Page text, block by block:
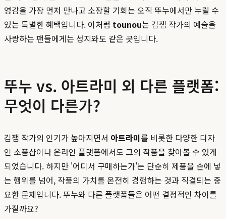
영감을 가장 먼저 만나고 소장할 기회는 오직 뚜누에서만 누릴 수
있는 특별한 혜택입니다. 이처럼 tounou는 김잼 작가의 예술을
사랑하는 팬들에게는 성지와도 같은 곳입니다.
뚜누 vs. 아트라미 외 다른 플랫폼:
무엇이 다른가?
김잼 작가의 인기가 높아지면서 아트라미를 비롯한 다양한 디자
인 소품샵이나 온라인 플랫폼에서도 그의 작품을 찾아볼 수 있게
되었습니다. 하지만 '어디서 구매하는가'는 단순히 제품을 손에 넣
는 행위를 넘어, 작품의 가치를 온전히 경험하는 것과 직결되는 중
요한 문제입니다. 뚜누와 다른 플랫폼들은 어떤 결정적인 차이를
가질까요?